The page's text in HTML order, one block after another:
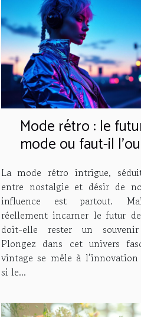
Mode rétro : le
mode ou faut-il
La mode rétro intrigue,
entre nostalgie et désir de
influence est partout.
réellement incarner le futur
doit-elle rester un
Plongez dans cet univers
vintage se mêle à l’innovation
si le...